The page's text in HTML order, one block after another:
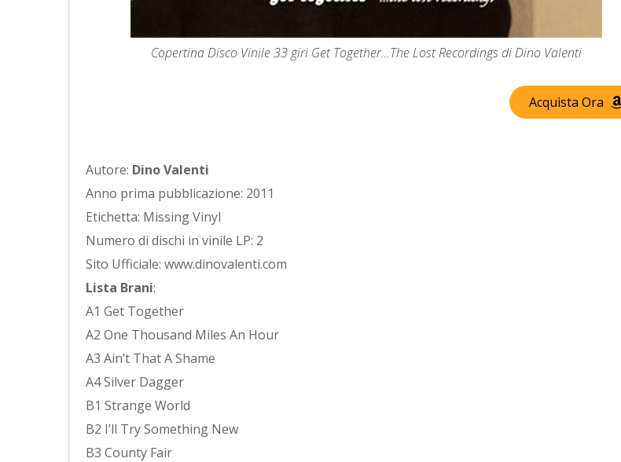
Copertina Disco Vinile 33 giri Get Together…The Lost Recordings di Dino Valenti
Acquista Ora
Autore: Dino Valenti
Anno prima pubblicazione: 2011
Etichetta: Missing Vinyl
Numero di dischi in vinile LP: 2
Sito Ufficiale: www.dinovalenti.com
Lista Brani:
A1 Get Together
A2 One Thousand Miles An Hour
A3 Ain’t That A Shame
A4 Silver Dagger
B1 Strange World
B2 I’ll Try Something New
B3 County Fair